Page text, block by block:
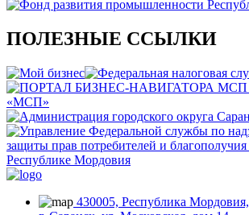
ПОЛЕЗНЫЕ ССЫЛКИ
430005, Республика Мордовия,